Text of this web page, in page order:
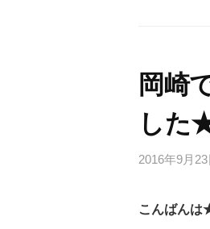
岡崎
した
2016年9月23
こんばん